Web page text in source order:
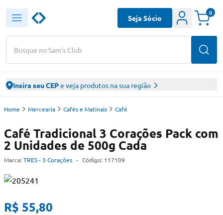
Busque no Sam's Club
Seja Sócio
0
Insira seu CEPe veja produtos na sua região
Home Mercearia Cafés e Matinais Café
Café Tradicional 3 Corações Pack com
2 Unidades de 500g Cada
Marca: TRES - 3 Corações - Código: 117109
R$ 55,80